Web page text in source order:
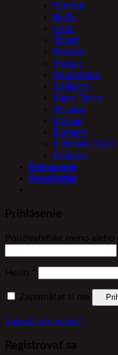
Condor
Bull’s
Shot
Target
Robson
Slydart
Pentathlon
Caliburn
Eagle Darts
Mission
L-Style
Dynasty
Ultimate Card
Designa
Prihlásenie
Newsletter
Prihlásenie
Používateľské meno alebo
Heslo *
Zapamätať si ma
Zabudli ste heslo?
Registrovať sa